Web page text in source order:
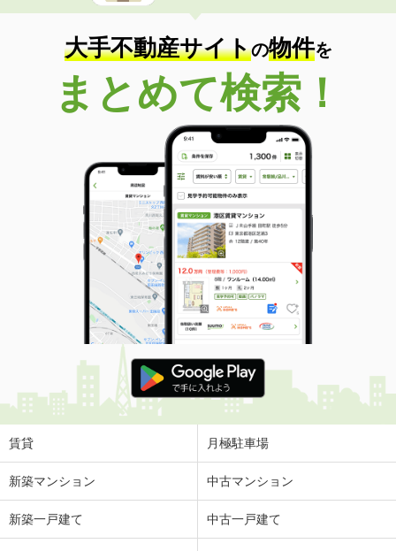
大手不動産サイトの物件を
まとめて検索！
賃貸 月極駐車場
新築マンション 中古マンション
新築一戸建て 中古一戸建て